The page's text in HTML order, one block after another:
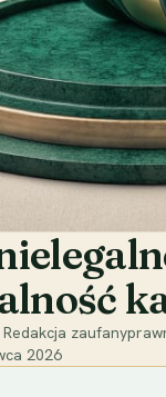
Redakcja
2026